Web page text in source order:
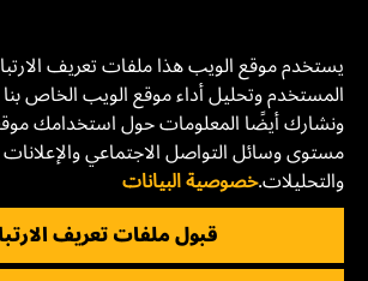
Middle East FZE
Free Zone)
Dubai, U.A.E
hummel.com
يستخدم موقع الويب هذا ملفات تعريف
المستخدم وتحليل أداء موقع الويب الخاص
ونشارك أيضًا المعلومات حول استخدامك
مستوى وسائل التواصل الاجتماعي والإعلانات
والتحليلات.خصوصية البيانات
قبول ملفات تعريف